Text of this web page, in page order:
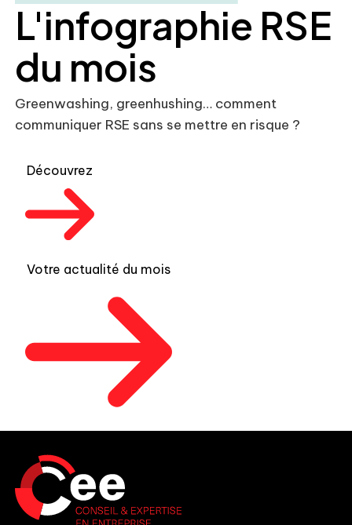
L'infographie RSE
du mois
Greenwashing, greenhushing… comment
communiquer RSE sans se mettre en risque ?
Découvrez
Votre actualité du mois